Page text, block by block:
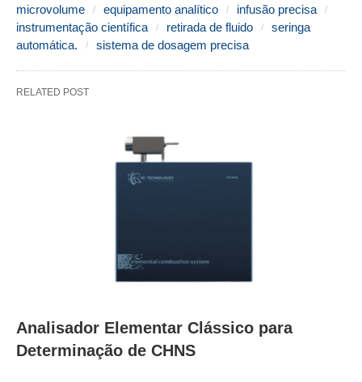
microvolume
equipamento analítico
infusão precisa
instrumentação científica
retirada de fluido
seringa
automática.
sistema de dosagem precisa
RELATED POST
Analisador Elementar Clássico para
Determinação de CHNS